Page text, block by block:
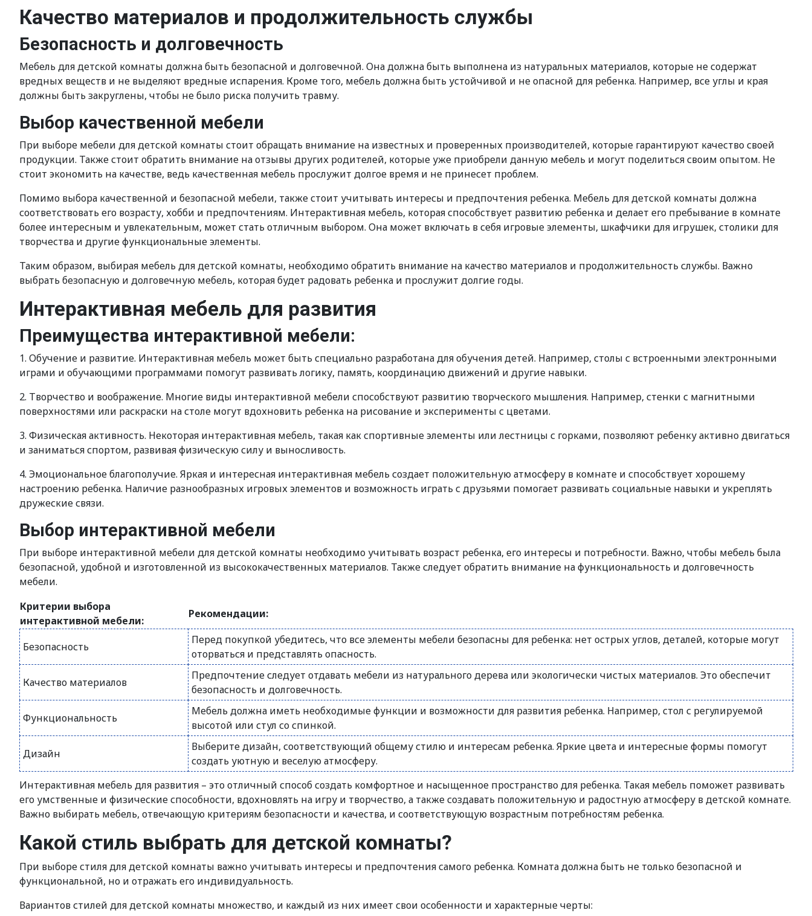
Качество материалов и продолжительность службы
Безопасность и долговечность
Мебель для детской комнаты должна быть безопасной и долговечной. Она должна быть выполнена из натуральных материалов, которые не содержат
вредных веществ и не выделяют вредные испарения. Кроме того, мебель должна быть устойчивой и не опасной для ребенка. Например, все углы и края
должны быть закруглены, чтобы не было риска получить травму.
Выбор качественной мебели
При выборе мебели для детской комнаты стоит обращать внимание на известных и проверенных производителей, которые гарантируют качество своей
продукции. Также стоит обратить внимание на отзывы других родителей, которые уже приобрели данную мебель и могут поделиться своим опытом. Не
стоит экономить на качестве, ведь качественная мебель прослужит долгое время и не принесет проблем.
Помимо выбора качественной и безопасной мебели, также стоит учитывать интересы и предпочтения ребенка. Мебель для детской комнаты должна
соответствовать его возрасту, хобби и предпочтениям. Интерактивная мебель, которая способствует развитию ребенка и делает его пребывание в комнате
более интересным и увлекательным, может стать отличным выбором. Она может включать в себя игровые элементы, шкафчики для игрушек, столики для
творчества и другие функциональные элементы.
Таким образом, выбирая мебель для детской комнаты, необходимо обратить внимание на качество материалов и продолжительность службы. Важно
выбрать безопасную и долговечную мебель, которая будет радовать ребенка и прослужит долгие годы.
Интерактивная мебель для развития
Преимущества интерактивной мебели:
1. Обучение и развитие. Интерактивная мебель может быть специально разработана для обучения детей. Например, столы с встроенными электронными
играми и обучающими программами помогут развивать логику, память, координацию движений и другие навыки.
2. Творчество и воображение. Многие виды интерактивной мебели способствуют развитию творческого мышления. Например, стенки с магнитными
поверхностями или раскраски на столе могут вдохновить ребенка на рисование и эксперименты с цветами.
3. Физическая активность. Некоторая интерактивная мебель, такая как спортивные элементы или лестницы с горками, позволяют ребенку активно двигаться
и заниматься спортом, развивая физическую силу и выносливость.
4. Эмоциональное благополучие. Яркая и интересная интерактивная мебель создает положительную атмосферу в комнате и способствует хорошему
настроению ребенка. Наличие разнообразных игровых элементов и возможность играть с друзьями помогает развивать социальные навыки и укреплять
дружеские связи.
Выбор интерактивной мебели
При выборе интерактивной мебели для детской комнаты необходимо учитывать возраст ребенка, его интересы и потребности. Важно, чтобы мебель была
безопасной, удобной и изготовленной из высококачественных материалов. Также следует обратить внимание на функциональность и долговечность
мебели.
Критерии выбора
интерактивной мебели:
Рекомендации:
Безопасность
Перед покупкой убедитесь, что все элементы мебели безопасны для ребенка: нет острых углов, деталей, которые могут
оторваться и представлять опасность.
Качество материалов
Предпочтение следует отдавать мебели из натурального дерева или экологически чистых материалов. Это обеспечит
безопасность и долговечность.
Функциональность
Мебель должна иметь необходимые функции и возможности для развития ребенка. Например, стол с регулируемой
высотой или стул со спинкой.
Дизайн
Выберите дизайн, соответствующий общему стилю и интересам ребенка. Яркие цвета и интересные формы помогут
создать уютную и веселую атмосферу.
Интерактивная мебель для развития – это отличный способ создать комфортное и насыщенное пространство для ребенка. Такая мебель поможет развивать
его умственные и физические способности, вдохновлять на игру и творчество, а также создавать положительную и радостную атмосферу в детской комнате.
Важно выбирать мебель, отвечающую критериям безопасности и качества, и соответствующую возрастным потребностям ребенка.
Какой стиль выбрать для детской комнаты?
При выборе стиля для детской комнаты важно учитывать интересы и предпочтения самого ребенка. Комната должна быть не только безопасной и
функциональной, но и отражать его индивидуальность.
Вариантов стилей для детской комнаты множество, и каждый из них имеет свои особенности и характерные черты: